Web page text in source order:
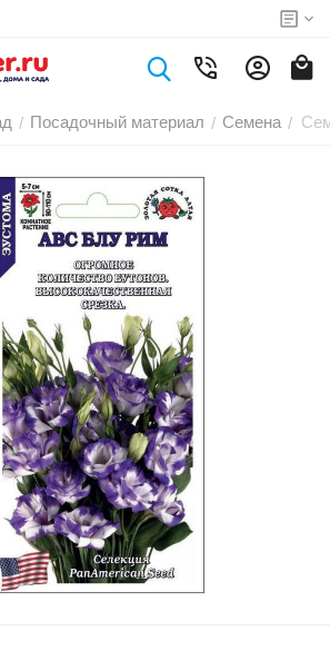
/ Посадочный материал / Семена /